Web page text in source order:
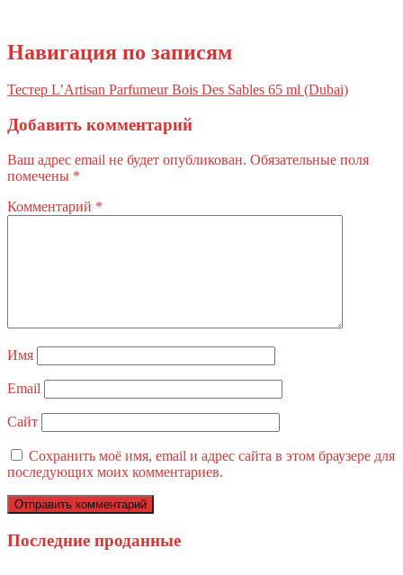
Навигация по записям
Тестер L’Artisan Parfumeur Bois Des Sables 65 ml (Dubai)
Добавить комментарий
Ваш адрес email не будет опубликован. Обязательные поля
помечены *
Комментарий *
Имя
Email
Сайт
Сохранить моё имя, email и адрес сайта в этом браузере для
последующих моих комментариев.
Последние проданные